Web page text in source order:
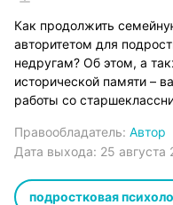
Как продолжить
авторитетом для
недругам? Об этом, а
исторической памяти –
работы со
Правообладатель: Автор
Дата выхода: 25 августа
подростковая